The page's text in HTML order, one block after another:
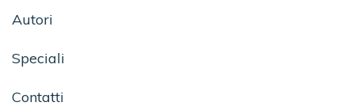
Autori
Speciali
Contatti